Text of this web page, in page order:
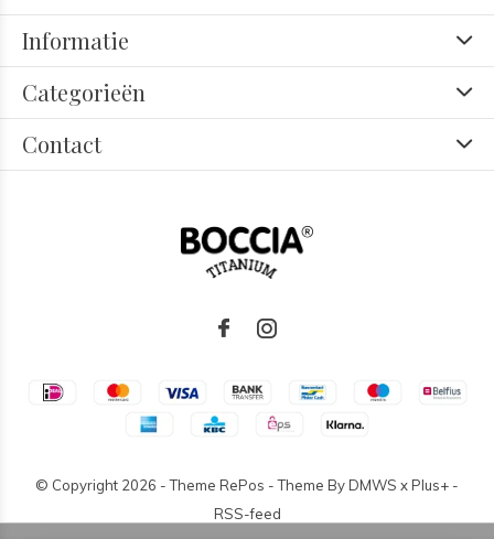
Informatie
Categorieën
Contact
© Copyright 2026 - Theme RePos - Theme ByDMWS xPlus+ -
RSS-feed